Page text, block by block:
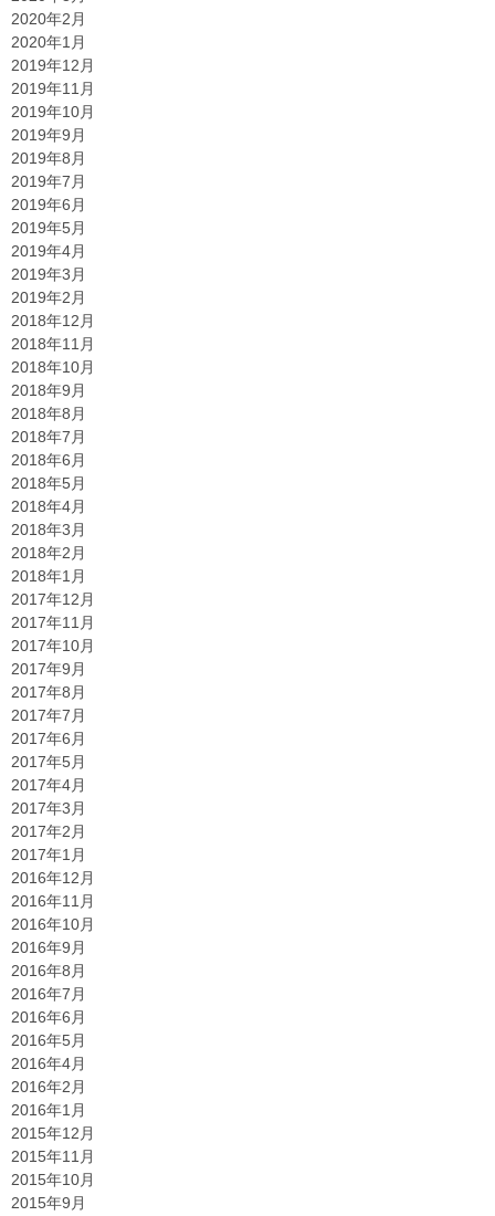
2020年2月
2020年1月
2019年12月
2019年11月
2019年10月
2019年9月
2019年8月
2019年7月
2019年6月
2019年5月
2019年4月
2019年3月
2019年2月
2018年12月
2018年11月
2018年10月
2018年9月
2018年8月
2018年7月
2018年6月
2018年5月
2018年4月
2018年3月
2018年2月
2018年1月
2017年12月
2017年11月
2017年10月
2017年9月
2017年8月
2017年7月
2017年6月
2017年5月
2017年4月
2017年3月
2017年2月
2017年1月
2016年12月
2016年11月
2016年10月
2016年9月
2016年8月
2016年7月
2016年6月
2016年5月
2016年4月
2016年2月
2016年1月
2015年12月
2015年11月
2015年10月
2015年9月